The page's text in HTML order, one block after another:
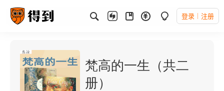
登录 注册
梵高的一生（共二
册）